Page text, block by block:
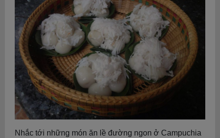
Nhắc tới những món ăn lề đường ngon ở Campuchia